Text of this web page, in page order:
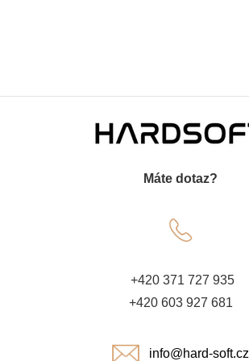
Máte dotaz?
+420 371 727 935
+420 603 927 681
info@hard-soft.cz